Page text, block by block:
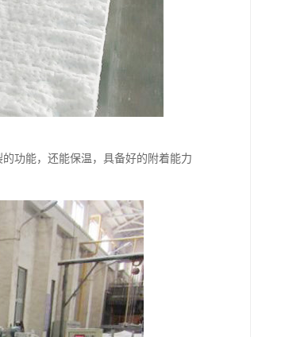
功能，还能保温，具备好的附着能力